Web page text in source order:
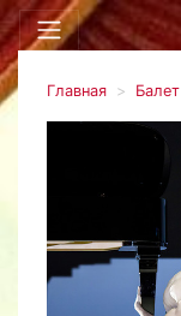
Главная Балет